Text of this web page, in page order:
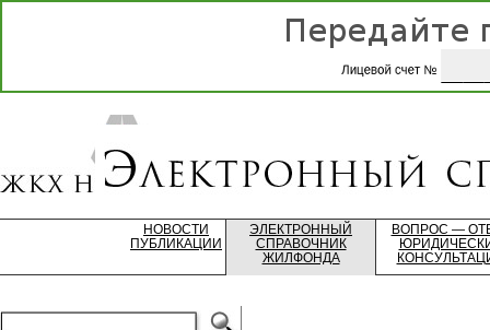
НОВОСТИ
ПУБЛИКАЦИИ
ЭЛЕКТРОННЫЙ
СПРАВОЧНИК
ЖИЛФОНДА
ВОПРОС —